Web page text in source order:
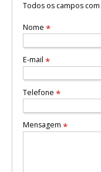
Todos os campos com
Nome *
E-mail *
Telefone *
Mensagem *